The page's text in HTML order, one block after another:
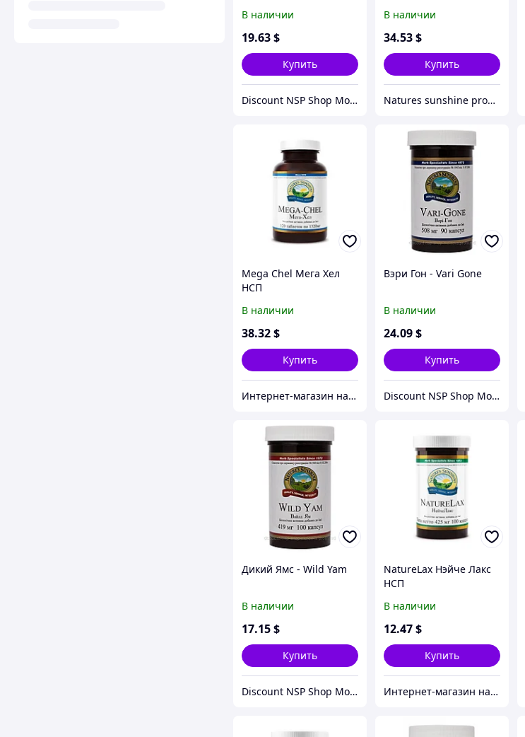
В наличии
19.63$
Купить
Discount NSP Shop Moldova
В наличии
34.53$
Купить
Natures sunshine products
Mega Chel Мега Хел
НСП
В наличии
38.32$
Купить
Интернет-магазин натуральных витаминов компании Nature`s Sunshine, NSP (НСП)
Вэри Гон - Vari Gone
В наличии
24.09$
Купить
Discount NSP Shop Moldova
Дикий Ямс - Wild Yam
В наличии
17.15$
Купить
Discount NSP Shop Moldova
NatureLax Нэйче Лакс
НСП
В наличии
12.47$
Купить
Интернет-магазин натуральных витаминов компании Nature`s Sunshine, NSP (НСП)